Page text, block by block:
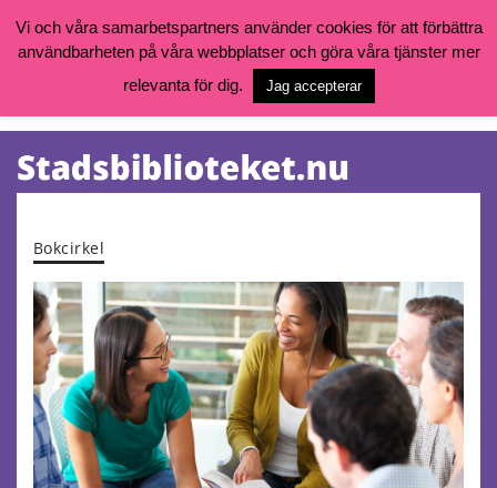
Vill du söka böcker, logga in på ditt bibliotekskonto eller nå övriga
goteborg.se/bibliotek
Öppettider, katalog och kontakt
Tjänster
Bokcirkel
Vi och våra samarbetspartners använder cookies för att förbättra
användbarheten på våra webbplatser och göra våra tjänster mer
relevanta för dig.
Jag accepterar